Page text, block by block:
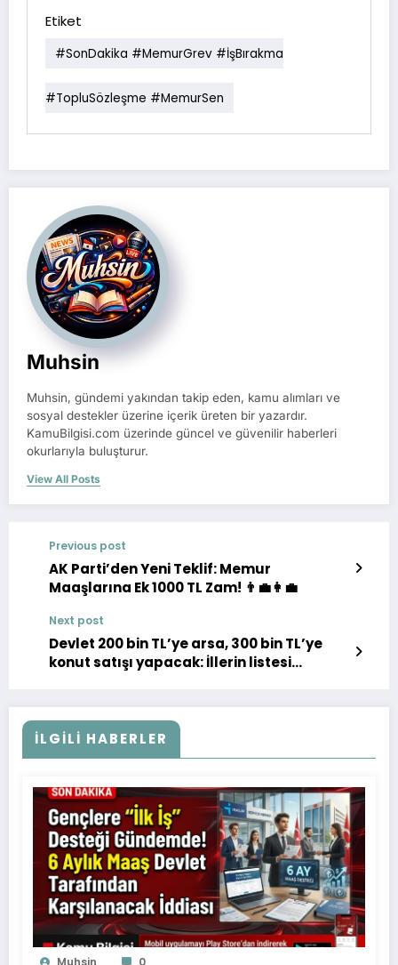
Etiket
#SonDakika #MemurGrev #İşBırakma
#TopluSözleşme #MemurSen
Muhsin
Muhsin, gündemi yakından takip eden, kamu alımları ve
sosyal destekler üzerine içerik üreten bir yazardır.
KamuBilgisi.com üzerinde güncel ve güvenilir haberleri
okurlarıyla buluşturur.
View All Posts
Previous post
AK Parti’den Yeni Teklif: Memur
Maaşlarına Ek 1000 TL Zam! 👨‍💼👩‍💼
Next post
Devlet 200 bin TL’ye arsa, 300 bin TL’ye
konut satışı yapacak: İllerin listesi
İLGILI HABERLER